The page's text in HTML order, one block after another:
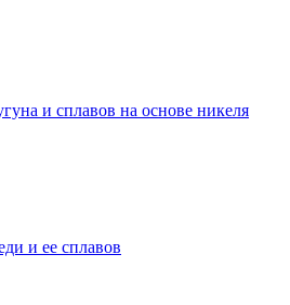
и сплавов на основе никеля
и ее сплавов